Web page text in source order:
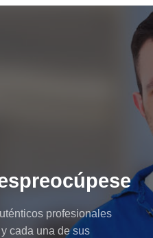
profesionales
cada una de sus